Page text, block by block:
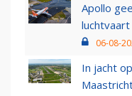
Apollo
luchtvaart
06-08-
In jacht